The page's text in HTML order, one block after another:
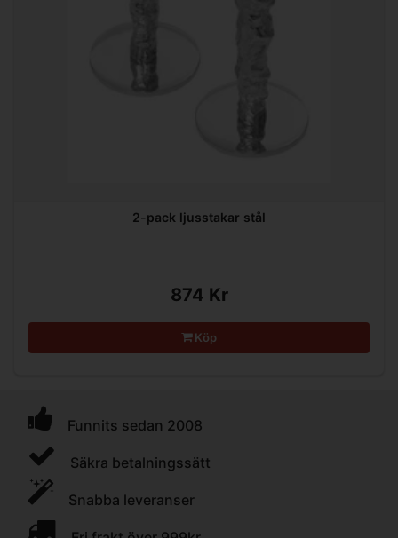
2-pack ljusstakar stål
874 Kr
Köp
Funnits sedan 2008
Säkra betalningssätt
Snabba leveranser